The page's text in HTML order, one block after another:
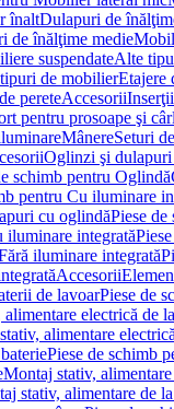
înaltDulapuri de
de înălţime medie
suspendateAlte
de mobilierEtajere
pereteAccesorii
pentru prosoape şi
MânereSeturi
Oglinzi şi dulapuri
schimb pentru Oglindă
pentru Cu iluminare
cu oglindăPiese de
iluminare integrată
iluminare integrată
Accesorii
de lavoarPiese de
electrică de
alimentare
Piese de schimb
Montaj stativ,
stativ, alimentare de